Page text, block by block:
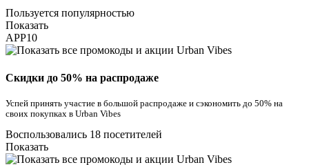
Пользуется популярностью
Показать
APP10
Скидки до 50% на распродаже
Успей принять участие в большой распродаже и сэкономить до 50% на
своих покупках в Urban Vibes
Воспользовались 18 посетителей
Показать